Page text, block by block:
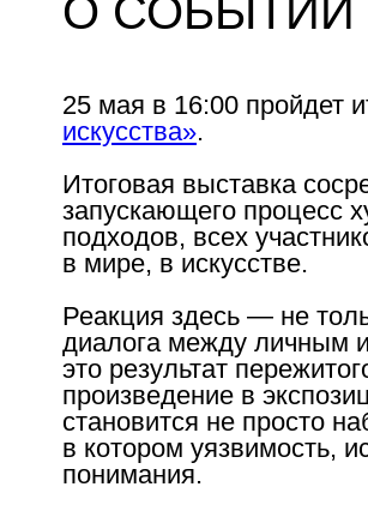
О СОБЫТИИ
25 мая в 16:00 пройдет
искусства».
Итоговая выставка
запускающего процесс
подходов, всех
в мире, в искусстве.
Реакция здесь — не
диалога между личным
это результат
произведение в
становится не просто
в котором уязвимость,
понимания.